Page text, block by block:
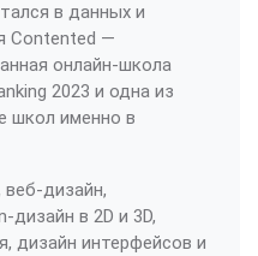
в данных и
Contented —
онлайн-школа
2023 и одна из
школ именно в
веб-дизайн,
дизайн в 2D и 3D,
дизайн интерфейсов и